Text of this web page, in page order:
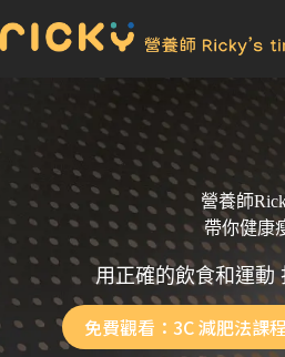
營養師
帶你健康
用正確的飲食和運動
免費觀看：3C 減肥法課